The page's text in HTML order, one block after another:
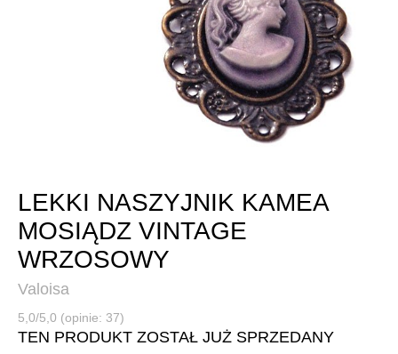
LEKKI NASZYJNIK KAMEA
MOSIĄDZ VINTAGE
WRZOSOWY
Valoisa
5,0/5,0 (opinie: 37)
TEN PRODUKT ZOSTAŁ JUŻ SPRZEDANY